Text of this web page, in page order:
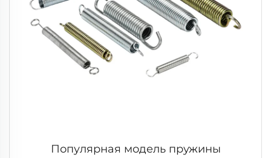
Популярная модель пружины